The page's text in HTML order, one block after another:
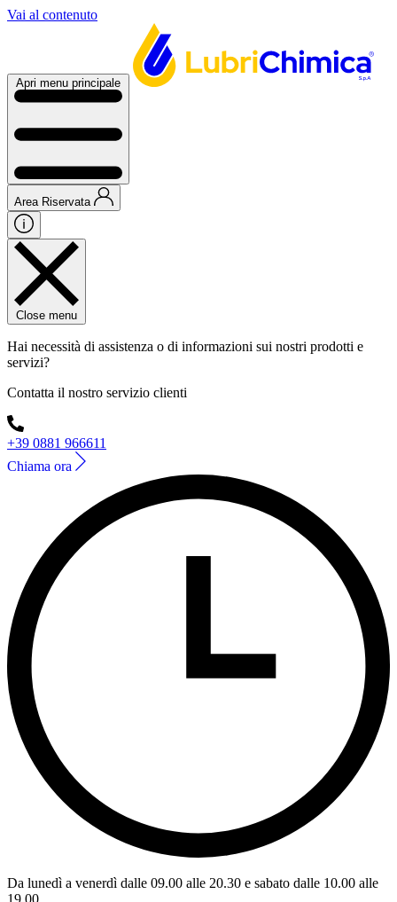
Vai al contenuto
Apri menu principale
Area Riservata
Close menu
Hai necessità di assistenza o di informazioni sui nostri prodotti e
servizi?
Contatta il nostro servizio clienti
+39 0881 966611
Chiama ora
Da lunedì a venerdì dalle 09.00 alle 20.30 e sabato dalle 10.00 alle
19.00